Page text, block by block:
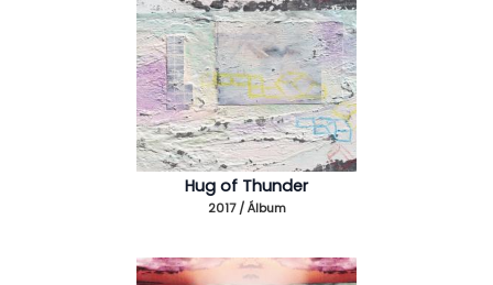
Hug of Thunder
2017 / Álbum